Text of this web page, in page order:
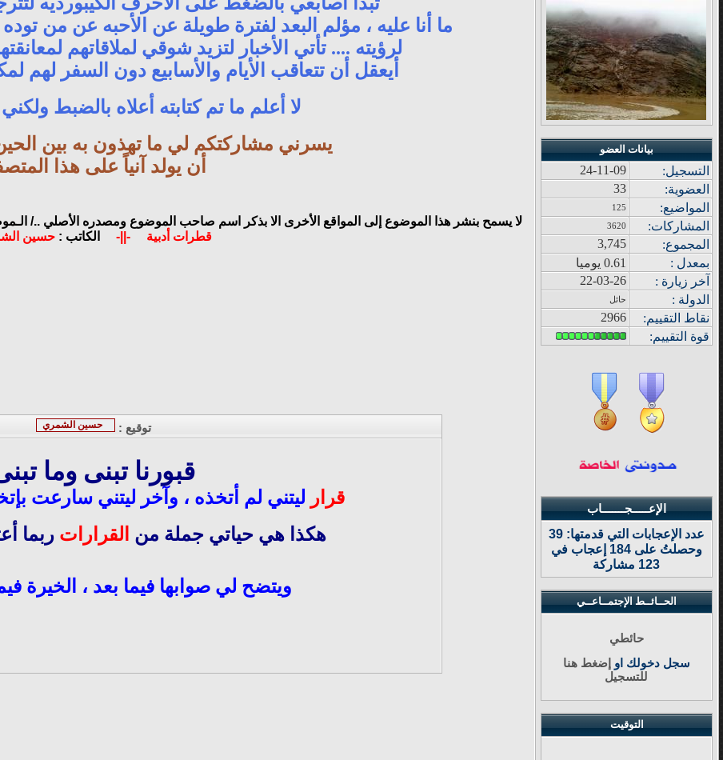
بيانات العضو
التسجيل:
24-11-09
العضوية:
33
المواضيع:
125
المشاركات:
3620
المجموع:
3,745
بمعدل :
0.61 يوميا
خر زيار ة :
22-03-26
الدولة : حائل
نقاط التقييم:
2966
قوة التقييم:
الإعـــــجـــــــاب
عدد الإعجابات التي قدمتها: 39
وحصلتُ على 184 إعجاب في
123 مشاركة
الحــائــط الإجتمــاعــي
حائطي
سجل دخولك اوإضغط هنا
للتسجيل
التوقيت
ما أنا عليه ، مؤلم البعد لفترة طويلة عن الأحبه عن من
لرؤيته .... تأتي الأخبار لتزيد شوقي لملاقاتهم
أيعقل أن تتعاقب الأيام والأسابيع دون السفر لهم
لا أعلم ما تم كتابته أعلاه بالضبط
يسرني مشاركتكم لي ما تهذون به بين
أن يولد آنياً على هذا
لا يسمح بنشر هذا الموضوع إلى المواقع الأخرى الا بذكر اسم صاحب الموضوع ومصدره الأصلي ../
قطرات أدبية
-||- الكاتب :حسين
توقيع : حسين الشمري
قبورنا تبنى وما
قرار ليتني لم أتخذه ، وآخر ليتني سارعت
هكذا هي حياتي جملة من القرارات ربما
ويتضح لي صوابها فيما بعد ، الخيرة